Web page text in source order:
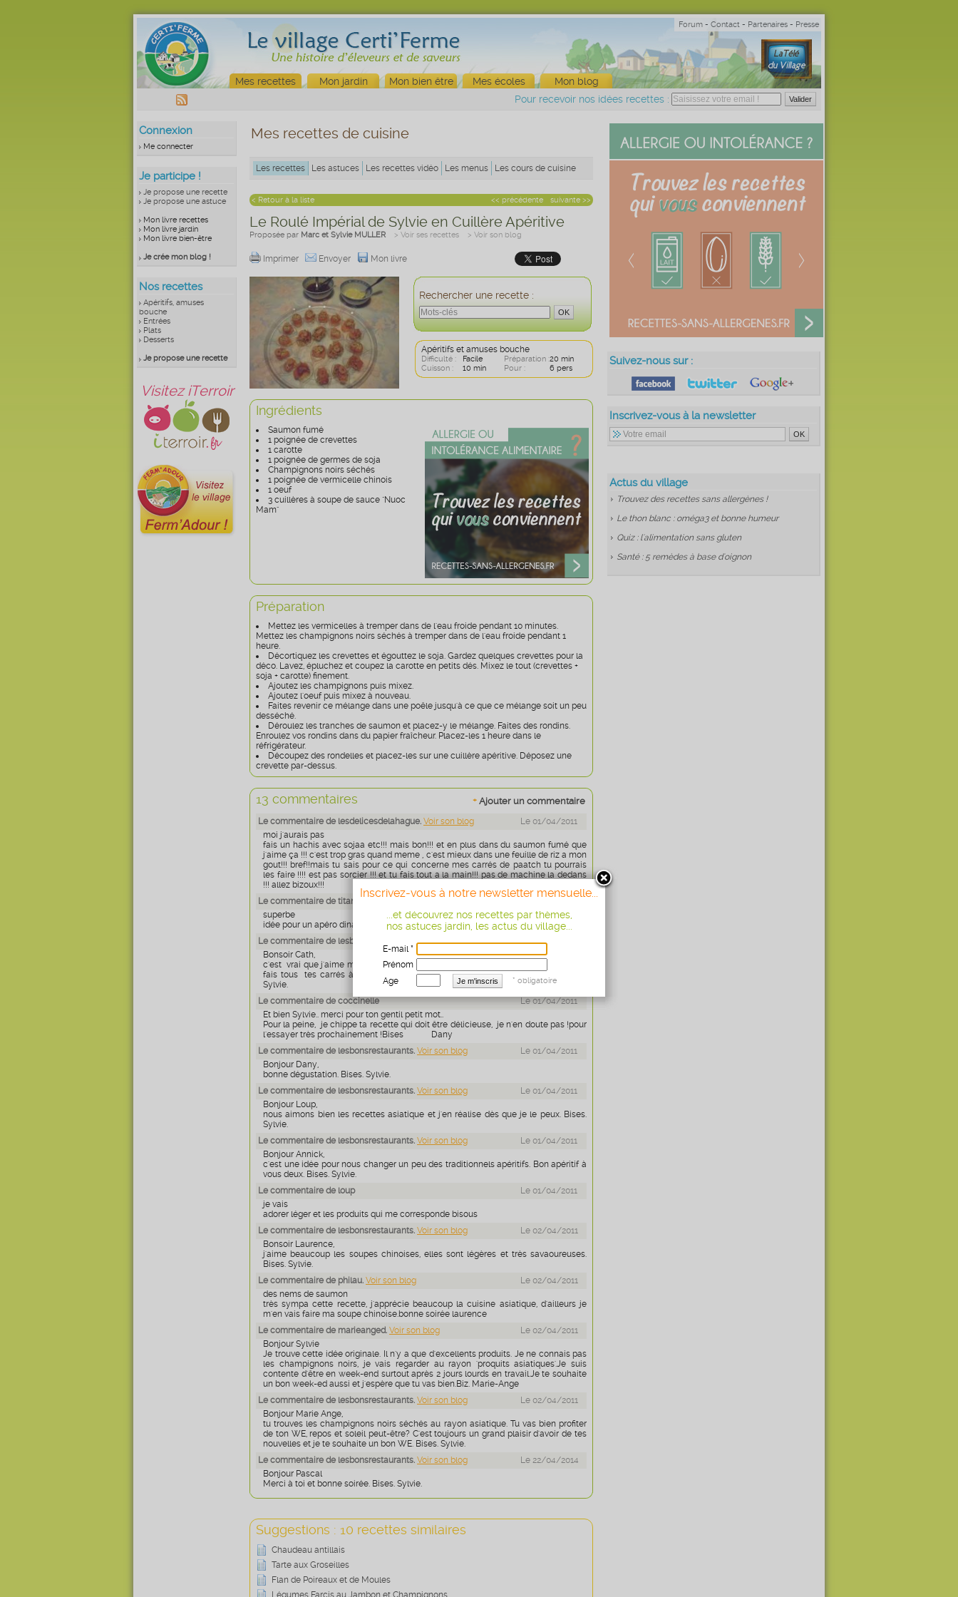
Forum - Contact - Partenaires - Presse
Mes recettes Mon jardin Mon bien être Mes écoles
Mon blog
Pour recevoir nos idées recettes :
Connexion
Me connecter
Je participe !
Je propose une recette
Je propose une astuce
Mon livre recettes
Mon livre jardin
Mon livre bien-être
Je crée mon blog !
Nos recettes
Apéritifs, amuses
bouche
Entrées
Plats
Desserts
Je propose une recette
Visitez iTerroir
Suivez-nous sur :
Inscrivez-vous à la newsletter
Actus du village
Trouvez des recettes sans allergènes !
Le thon blanc : oméga3 et bonne humeur
Quiz : l'alimentation sans gluten
Santé : 5 remèdes à base d'oignon
Mes recettes de cuisine
Les recettes Les astuces Les recettes vidéo Les menus Les cours de cuisine
suivante >>
<< précédente
< Retour à la liste
Le Roulé Impérial de Sylvie en Cuillère Apéritive
Proposée par Marc et Sylvie MULLER > Voir ses recettes > Voir son blog
Imprimer Envoyer Mon livre
Rechercher une recette :
Apéritifs et amuses bouche
Difficulté : Facile Préparation :20 min
Cuisson :
10 min Pour : 6 pers
Ingrédients
Saumon fumé
1 poignée de crevettes
1 carotte
1 poignée de germes de soja
Champignons noirs séchés
1 poignée de vermicelle chinois
1 oeuf
3 cuillères à soupe de sauce "Nuoc
Mam"
Préparation
Mettez les vermicelles à tremper dans de l'eau froide pendant 10 minutes.
Mettez les champignons noirs séchés à tremper dans de l'eau froide pendant 1
heure.
Décortiquez les crevettes et égouttez le soja. Gardez quelques crevettes pour la
déco. Lavez, épluchez et coupez la carotte en petits dés. Mixez le tout (crevettes +
soja + carotte) finement.
Ajoutez les champignons puis mixez.
Ajoutez l'oeuf puis mixez à nouveau.
Faites revenir ce mélange dans une poêle jusqu'à ce que ce mélange soit un peu
desséché.
Déroulez les tranches de saumon et placez-y le mélange. Faites des rondins.
Enroulez vos rondins dans du papier fraîcheur. Placez-les 1 heure dans le
réfrigérateur.
Découpez des rondelles et placez-les sur une cuillère apéritive. Déposez une
crevette par-dessus.
+ Ajouter un commentaire
13 commentaires
Le commentaire de lesdelicesdelahague. Voir son blog
Le 01/04/2011
moi j'aurais pas
fais un hachis avec sojaa etc!!! mais bon!!! et en plus dans du saumon fumé que
j'aime ça !!! c'est trop gras quand meme , c'est mieux dans une feuille de riz a mon
gout!!! bref!!mais tu sais pour ce qui concerne mes carrés de paatch tu pourrais
les faire !!!! est pas sorcier !!! et tu fais tout a la main!!! pas de machine la dedans
!!! allez bizoux!!!
Le commentaire de titanique.
superbe
idée pour un apéro dinatoire pourquoi pas ?bises
Le commentaire de lesbonsrestaurants.Voir son blog
Le 01/04/2011
Bonsoir Cath,
c'est vrai que j'aime moi aussi beaucoup les nems faits dans une feuille de riz.Tu
fais tous tes carrés à la main? C'est du superbe travail. Bonne soirée. Bises.
Sylvie.
Le commentaire de coccinelle
Le 01/04/2011
Et bien Sylvie.. merci pour ton gentil petit mot..
Pour la peine, je chippe ta recette qui doit être délicieuse, je n'en doute pas !pour
l'essayer très prochainement !Bises Dany
Le commentaire de lesbonsrestaurants. Voir son blog
Le 01/04/2011
Bonjour Dany,
bonne dégustation. Bises. Sylvie.
Le commentaire de lesbonsrestaurants. Voir son blog
Le 01/04/2011
Bonjour Loup,
nous aimons bien les recettes asiatique et j'en réalise dès que je le peux. Bises.
Sylvie.
Le commentaire de lesbonsrestaurants. Voir son blog
Le 01/04/2011
Bonjour Annick,
c'est une idée pour nous changer un peu des traditionnels apéritifs. Bon apéritif à
vous deux. Bises. Sylvie.
Le commentaire de loup
Le 01/04/2011
je vais
adorer léger et les produits qui me corresponde bisous
Le commentaire de lesbonsrestaurants. Voir son blog
Le 02/04/2011
Bonsoir Laurence,
j'aime beaucoup les soupes chinoises, elles sont légères et très savaoureuses.
Bises. Sylvie.
Le commentaire de philau. Voir son blog
Le 02/04/2011
des nems de saumon
très sympa cette recette, j'apprécie beaucoup la cuisine asiatique, d'ailleurs je
m'en vais faire ma soupe chinoise.bonne soirée laurence
Le commentaire de marieanged. Voir son blog
Le 02/04/2011
Bonjour Sylvie
Je trouve cette idée originale. Il n'y a que d'excellents produits. Je ne connais pas
les champignons noirs, je vais regarder au rayon 'proquits asiatiques'.Je suis
contente d'être en week-end surtout après 2 jours lourds en travail.Je te souhaite
un bon week-ed aussi et j'espère que tu vas bien.Biz. Marie-Ange
Le commentaire de lesbonsrestaurants. Voir son blog
Le 02/04/2011
Bonjour Marie Ange,
tu trouves les champignons noirs séchés au rayon asiatique. Tu vas bien profiter
de ton WE, repos et soleil peut-être? C'est toujours un grand plaisir d'avoir de tes
nouvelles et je te souhaite un bon WE. Bises. Sylvie.
Le commentaire de lesbonsrestaurants. Voir son blog
Le 22/04/2014
Bonjour Pascal
Merci à toi et bonne soirée. Bises. Sylvie.
Suggestions : 10 recettes similaires
Chaudeau antillais
Tarte aux Groseilles
Flan de Poireaux et de Moules
Légumes Farcis au Jambon et Champignons
Inscrivez-vous à notre newsletter mensuelle...
...et découvrez nos recettes par thèmes,
nos astuces jardin, les actus du village...
E-mail *
Prénom
Age
* obligatoire